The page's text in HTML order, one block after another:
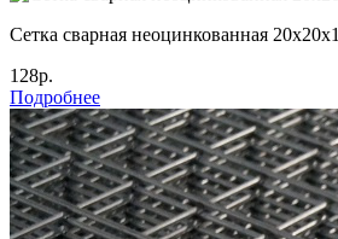
Сетка сварная неоцинкованная 20х20х1
128р.
Подробнее